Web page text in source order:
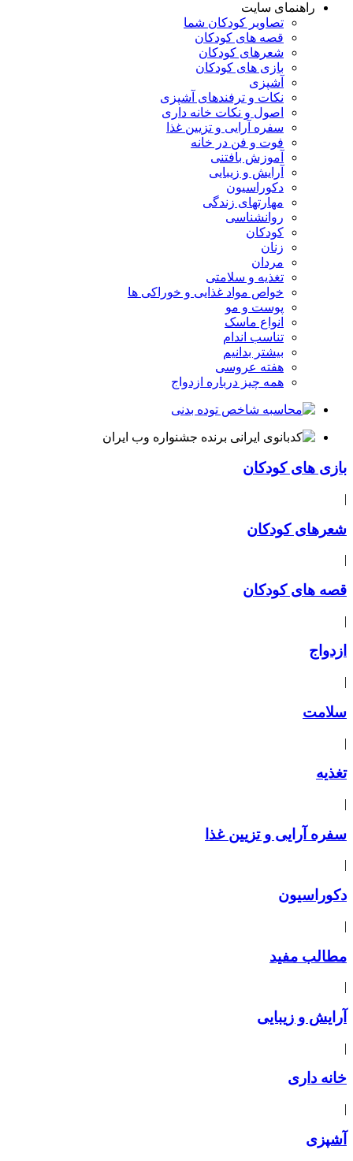
راهنمای سایت
تصاویر کودکان شما
قصه های کودکان
شعرهای کودکان
بازی های کودکان
آشپزی
نکات و ترفندهای آشپزی
اصول و نکات خانه داری
سفره آرایی و تزیین غذا
فوت و فن در خانه
آموزش بافتنی
آرایش و زیبایی
دکوراسیون
مهارتهای زندگی
روانشناسی
کودکان
زنان
مردان
تغذیه و سلامتی
خواص مواد غذایی و خوراکی ها
پوست و مو
انواع ماسک
تناسب اندام
بیشتر بدانیم
هفته عروسی
همه چیز درباره ازدواج
بازی های کودکان
|
شعرهای کودکان
|
قصه های کودکان
|
ازدواج
|
سلامت
|
تغذیه
|
سفره آرایی و تزیین غذا
|
دکوراسیون
|
مطالب مفید
|
آرایش و زیبایی
|
خانه داری
|
آشپزی